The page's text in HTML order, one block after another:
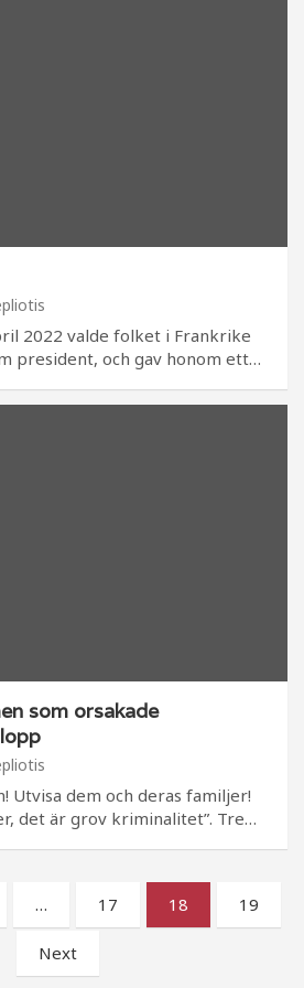
2022 valde folket i Frankrike
president, och gav honom ett…
som orsakade
Utvisa dem och deras familjer!
det är grov kriminalitet”. Tre…
… 17 18 19
Next